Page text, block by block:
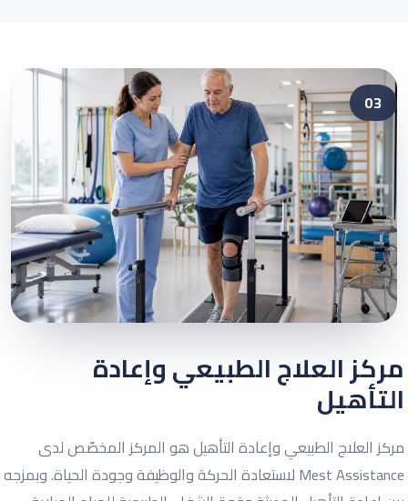
03
مركز العلاج الطبيعي وإعادة
التأهيل
مركز العلاج الطبيعي وإعادة التأهيل هو المركز المخصّص لدى
Mest Assistance لاستعادة الحركة والوظيفة وجودة الحياة. وبمزجه